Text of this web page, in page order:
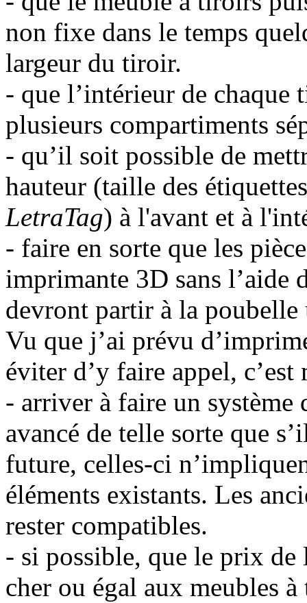
non fixe dans le temps
largeur du tiroir.
- que l’intérieur de
plusieurs compartiments
- qu’il soit possible de
hauteur (taille des
LetraTag) à l'avant et à
- faire en sorte que les
imprimante 3D sans l’aide
devront partir à la
Vu que j’ai prévu
éviter d’y faire appel,
- arriver à faire un système
avancé de telle sorte que
future, celles-ci
éléments existants. Les
rester compatibles.
- si possible, que le prix
cher ou égal aux meubles